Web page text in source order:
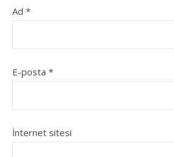
Ad *
E-posta *
İnternet sitesi